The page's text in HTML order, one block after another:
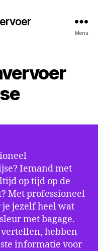
Menu
Iemand met
op tijd op de
Met professioneel
jezelf heel wat
met bagage.
hebben
informatie voor